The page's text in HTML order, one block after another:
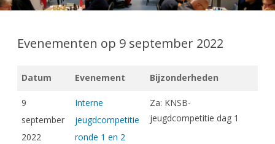
de
inhoud
Evenementen op 9 september 2022
Datum Evenement Bijzonderheden
9
september
2022
Interne
jeugdcompetitie
ronde 1 en 2
Za: KNSB-
jeugdcompetitie dag 1